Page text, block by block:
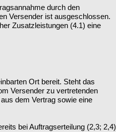
durch den
Versender ist ausgeschlossen.
Zusatzleistungen (4.1) eine
Ort bereit. Steht das
Versender zu vertretenden
dem Vertrag sowie eine
bei Auftragserteilung (2,3; 2,4)